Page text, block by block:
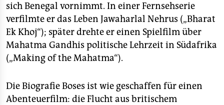
sich Benegal vornimmt. In einer Fernsehserie
verfilmte er das Leben Jawaharlal Nehrus („Bharat
Ek Khoj“); später drehte er einen Spielfilm über
Mahatma Gandhis politische Lehrzeit in Südafrika
(„Making of the Mahatma“).
Die Biografie Boses ist wie geschaffen für einen
Abenteuerfilm: die Flucht aus britischem